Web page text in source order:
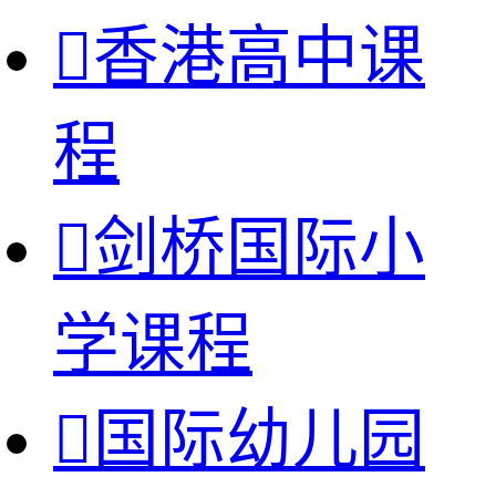
香港高中课
程
剑桥国际小
学课程
 国际幼儿园